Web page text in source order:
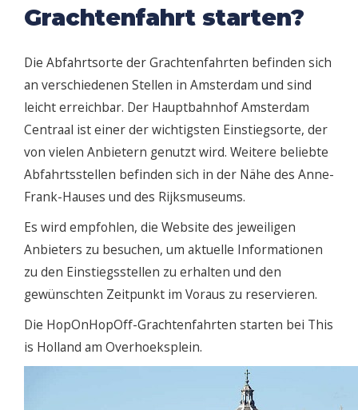
Grachtenfahrt starten?
Die Abfahrtsorte der Grachtenfahrten befinden sich
an verschiedenen Stellen in Amsterdam und sind
leicht erreichbar. Der Hauptbahnhof Amsterdam
Centraal ist einer der wichtigsten Einstiegsorte, der
von vielen Anbietern genutzt wird. Weitere beliebte
Abfahrtsstellen befinden sich in der Nähe des Anne-
Frank-Hauses und des Rijksmuseums.
Es wird empfohlen, die Website des jeweiligen
Anbieters zu besuchen, um aktuelle Informationen
zu den Einstiegsstellen zu erhalten und den
gewünschten Zeitpunkt im Voraus zu reservieren.
Die HopOnHopOff-Grachtenfahrten starten bei This
is Holland am Overhoeksplein.